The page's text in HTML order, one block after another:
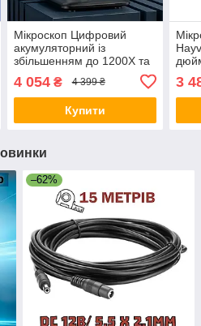
Мікроскоп Цифровий
акумуляторний із
збільшенням до 1200X та
підсвіткою
4 054₴ 4 399 ₴
Купити
3
–62%